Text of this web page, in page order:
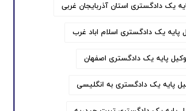
یک دادگستری استان آذربایجان غربی
پایه یک دادگستری اسلام اباد غرب
وکیل پایه یک دادگستری اصفهان
پایه یک دادگستری به انگلیسی